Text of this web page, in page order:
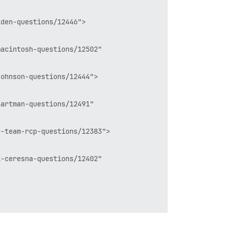
questions/12446">
questions/12502"
questions/12444">
questions/12491"
team-rcp-questions/12383">
ceresna-questions/12402"